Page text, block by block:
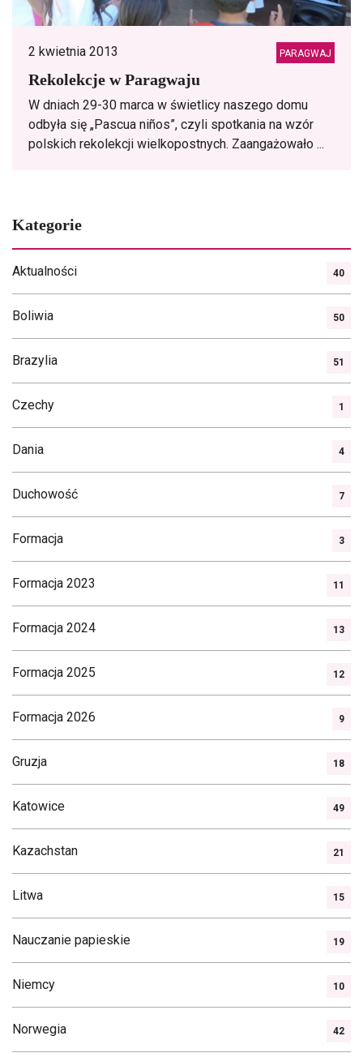
2 kwietnia 2013 PARAGWAJ
Rekolekcje w Paragwaju
W dniach 29-30 marca w świetlicy naszego domu
odbyła się „Pascua niños”, czyli spotkania na wzór
polskich rekolekcji wielkopostnych. Zaangażowało ...
Kategorie
Aktualności 40
Boliwia 50
Brazylia 51
Czechy 1
Dania 4
Duchowość 7
Formacja 3
Formacja 2023 11
Formacja 2024 13
Formacja 2025 12
Formacja 2026 9
Gruzja 18
Katowice 49
Kazachstan 21
Litwa 15
Nauczanie papieskie 19
Niemcy 10
Norwegia 42